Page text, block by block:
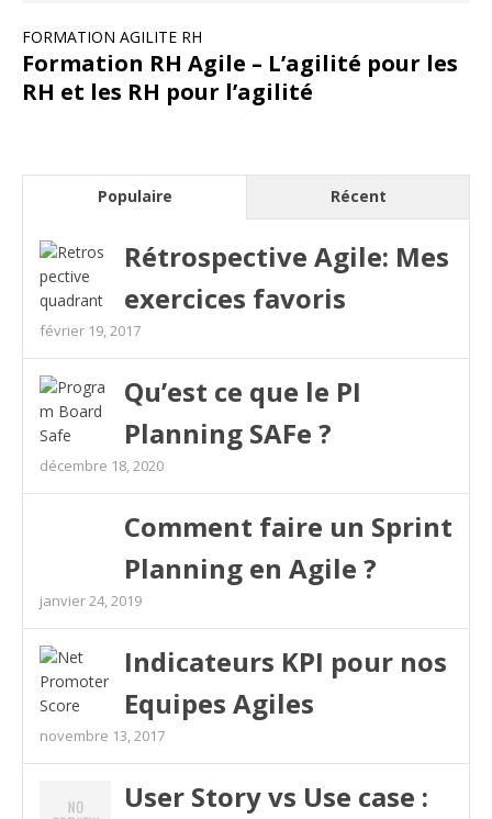
FORMATION AGILITE RH
Formation RH Agile – L’agilité pour les
RH et les RH pour l’agilité
Populaire Récent
Rétrospective Agile: Mes
exercices favoris
février 19, 2017
Qu’est ce que le PI
Planning SAFe ?
décembre 18, 2020
Comment faire un Sprint
Planning en Agile ?
janvier 24, 2019
Indicateurs KPI pour nos
Equipes Agiles
novembre 13, 2017
User Story vs Use case :